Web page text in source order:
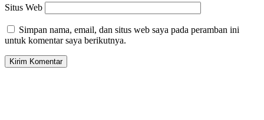
Situs Web
Simpan nama, email, dan situs web saya pada peramban ini
untuk komentar saya berikutnya.